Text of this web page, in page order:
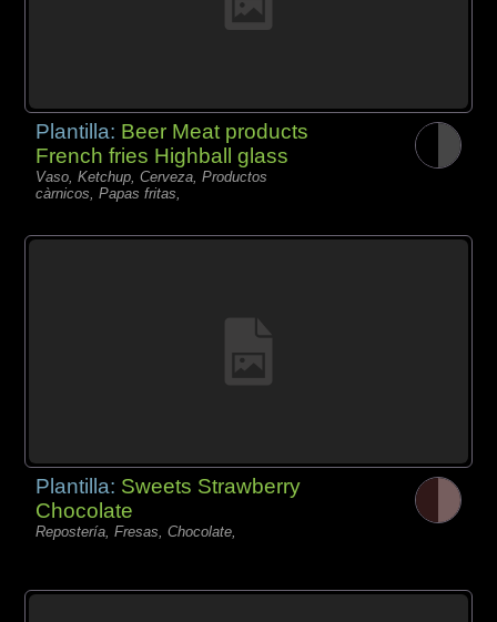
Plantilla: Beer Meat products
French fries Highball glass
Vaso, Ketchup, Cerveza, Productos
càrnicos, Papas fritas,
Plantilla: Sweets Strawberry
Chocolate
Repostería, Fresas, Chocolate,